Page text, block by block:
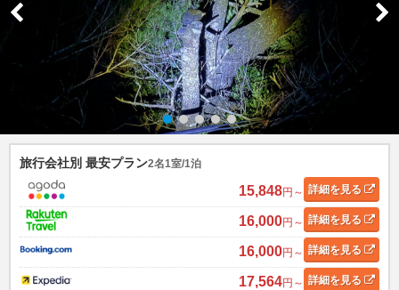
旅行会社別 最安プラン2名1室/1泊
15,848円～ 詳細を見る
16,000円～ 詳細を見る
16,000円～ 詳細を見る
17,564円～ 詳細を見る